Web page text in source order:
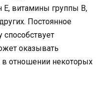
Е, витамины группы В,
Постоянное
оказывать
в отношении некоторых